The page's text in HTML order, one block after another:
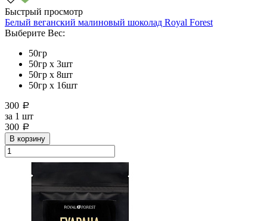
Быстрый просмотр
Белый веганский малиновый шоколад Royal Forest
Выберите Вес:
50гр
50гр х 3шт
50гр х 8шт
50гр х 16шт
300 a
за 1 шт
300 a
В корзину